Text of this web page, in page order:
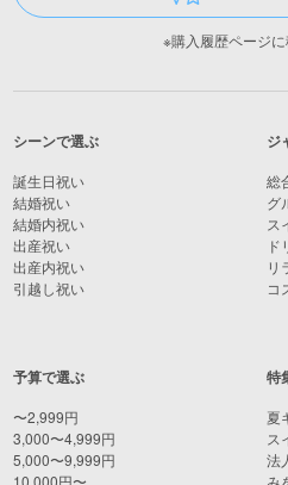
※購入履歴ページに
シーンで選ぶ
誕生日祝い
結婚祝い
結婚内祝い
出産祝い
出産内祝い
引越し祝い
予算で選ぶ
〜2,999円
3,000〜4,999円
5,000〜9,999円
10,000円〜
ジ
総
グ
ス
リ
コ
特
夏
ス
法
み